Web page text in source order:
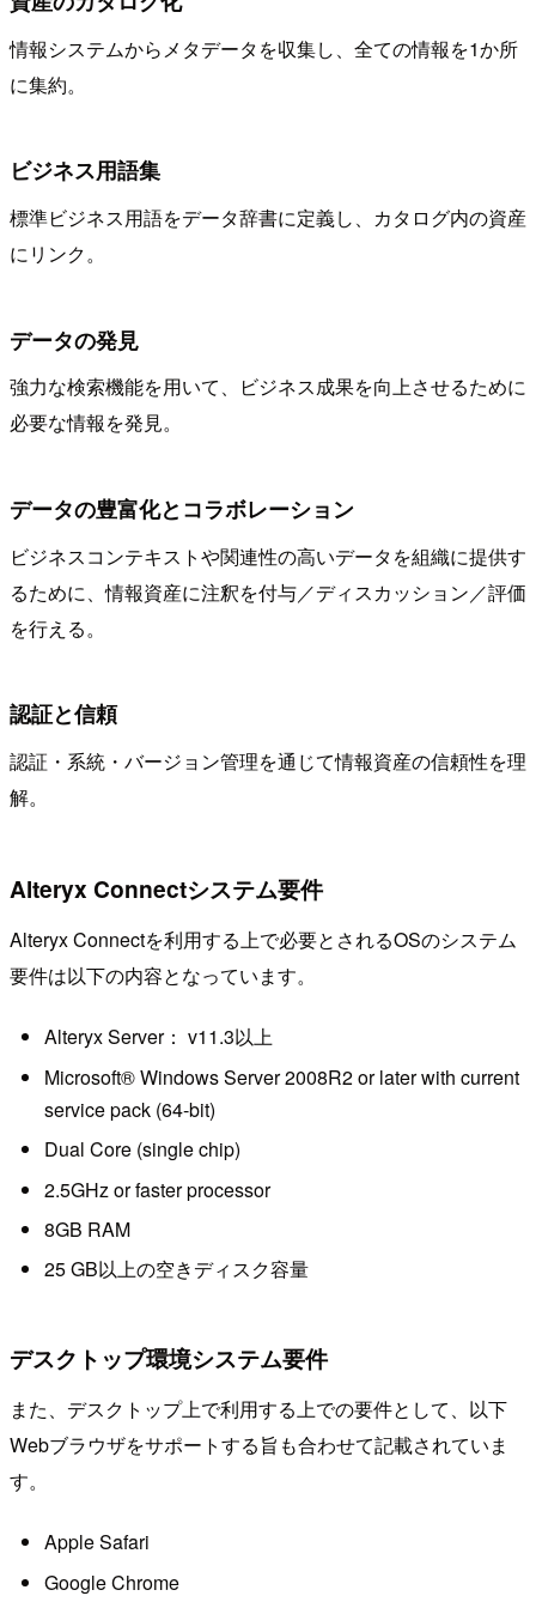
情報システムからメタデータを収集し、全ての情報を1か所
に集約。
ビジネス用語集
標準ビジネス用語をデータ辞書に定義し、カタログ内の資産
にリンク。
データの発見
強力な検索機能を用いて、ビジネス成果を向上させるために
必要な情報を発見。
データの豊富化とコラボレーション
ビジネスコンテキストや関連性の高いデータを組織に提供す
るために、情報資産に注釈を付与／ディスカッション／評価
を行える。
認証と信頼
認証・系統・バージョン管理を通じて情報資産の信頼性を理
解。
Alteryx Connectシステム要件
Alteryx Connectを利用する上で必要とされるOSのシステム
要件は以下の内容となっています。
Alteryx Server： v11.3以上
Microsoft® Windows Server 2008R2 or later with current
service pack (64-bit)
Dual Core (single chip)
2.5GHz or faster processor
8GB RAM
25 GB以上の空きディスク容量
デスクトップ環境システム要件
また、デスクトップ上で利用する上での要件として、以下
Webブラウザをサポートする旨も合わせて記載されていま
す。
Apple Safari
Google Chrome